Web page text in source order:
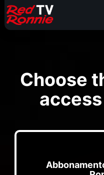
Choose